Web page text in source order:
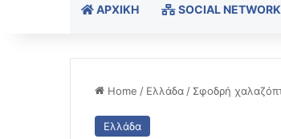
ΑΡΧΙΚΉ SOCIAL NETWORK
Home / Ελλάδα / Σφοδρή
Ελλάδα